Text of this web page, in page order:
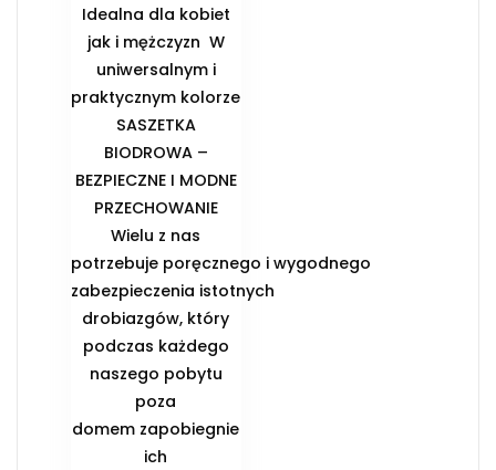
Idealna dla kobiet
jak i mężczyzn ️ W
uniwersalnym i
praktycznym kolorze
️SASZETKA
BIODROWA –
BEZPIECZNE I MODNE
PRZECHOWANIE️
Wielu z nas
potrzebuje poręcznego i wygodnego
zabezpieczenia istotnych
drobiazgów, który
podczas każdego
naszego pobytu
poza
domem zapobiegnie
ich